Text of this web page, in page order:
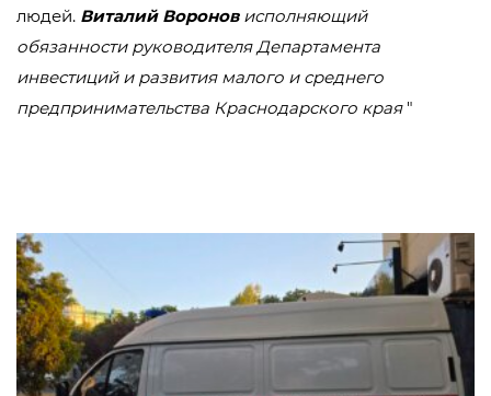
людей. Виталий Вороновисполняющий
обязанности руководителя Департамента
инвестиций и развития малого и среднего
предпринимательства Краснодарского края